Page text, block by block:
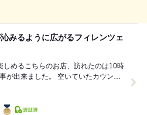
みるように広がるフィレンツェ
めるこちらのお店、訪れたのは10時
。 空いていたカウンタ